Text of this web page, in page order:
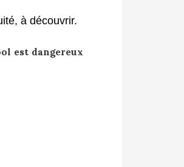
à découvrir.
est dangereux